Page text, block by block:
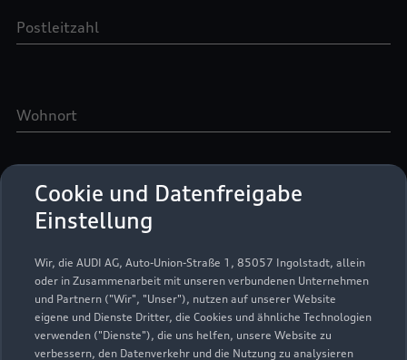
Cookie und Datenfreigabe
Einstellung
Wir, die AUDI AG, Auto-Union-Straße 1, 85057 Ingolstadt, allein
oder in Zusammenarbeit mit unseren verbundenen Unternehmen
und Partnern ("Wir", "Unser"), nutzen auf unserer Website
eigene und Dienste Dritter, die Cookies und ähnliche Technologien
verwenden ("Dienste"), die uns helfen, unsere Website zu
verbessern, den Datenverkehr und die Nutzung zu analysieren